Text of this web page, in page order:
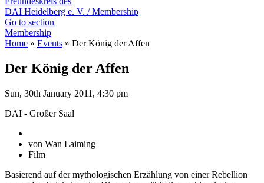
DAI Heidelberg e. V. / Membership
Go to section
Membership
Home » Events » Der König der Affen
Der König der Affen
Sun, 30th January 2011, 4:30 pm
DAI - Großer Saal
von Wan Laiming
Film
Basierend auf der mythologischen Erzählung von einer Rebellion